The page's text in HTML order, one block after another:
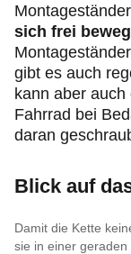
sich frei
gibt es auch
kann aber
Fahrrad bei
daran
Blick auf
Damit die Kette
sie in einer geraden